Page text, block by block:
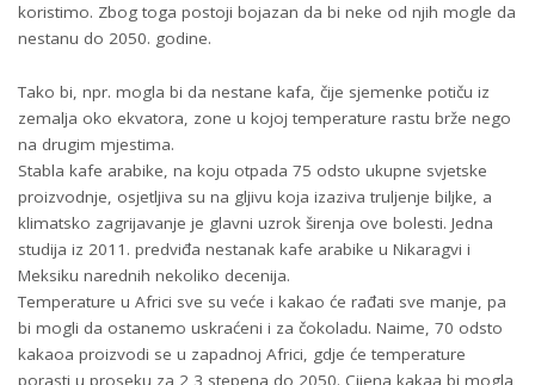
koristimo. Zbog toga postoji bojazan da bi neke od njih mogle da
nestanu do 2050. godine.
Tako bi, npr. mogla bi da nestane kafa, čije sjemenke potiču iz
zemalja oko ekvatora, zone u kojoj temperature rastu brže nego
na drugim mjestima.
Stabla kafe arabike, na koju otpada 75 odsto ukupne svjetske
proizvodnje, osjetljiva su na gljivu koja izaziva truljenje biljke, a
klimatsko zagrijavanje je glavni uzrok širenja ove bolesti. Jedna
studija iz 2011. predviđa nestanak kafe arabike u Nikaragvi i
Meksiku narednih nekoliko decenija.
Temperature u Africi sve su veće i kakao će rađati sve manje, pa
bi mogli da ostanemo uskraćeni i za čokoladu. Naime, 70 odsto
kakaoa proizvodi se u zapadnoj Africi, gdje će temperature
porasti u proseku za 2,3 stepena do 2050. Cijena kakaa bi mogla